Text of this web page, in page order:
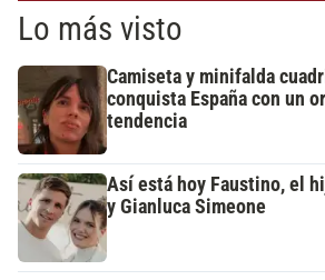
Lo más visto
Camiseta y minifalda
conquista España con un
tendencia
Así está hoy Faustino, el
y Gianluca Simeone